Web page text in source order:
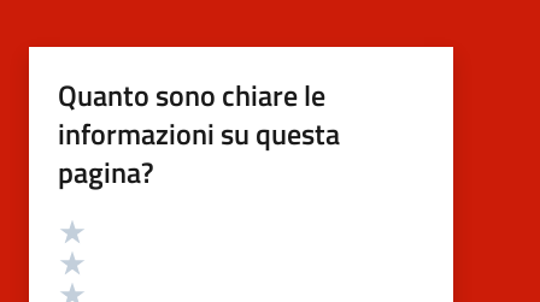
Quanto sono chiare le
informazioni su questa
pagina?
Valutazione